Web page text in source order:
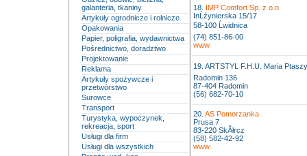
galanteria, tkaniny
Artykuły ogrodnicze i rolnicze
Opakowania
Papier, poligrafia, wydawnictwa
Pośrednictwo, doradztwo
Projektowanie
Reklama
Artykuły spożywcze i
przetwórstwo
Surowce
Transport
Turystyka, wypoczynek,
rekreacja, sport
Usługi dla firm
Usługi dla wszystkich
18. IMP Comfort Sp. z o.o.
InĹźynierska 15/17
58-100 Ĺwidnica
(74) 851-86-00
www
19. ARTSTYL F.H.U. Maria
Radomin 136
87-404 Radomin
(56) 682-70-10
20. AS Pomorzanka
Prusa 7
83-220 SkĂłrcz
(58) 582-42-92
www